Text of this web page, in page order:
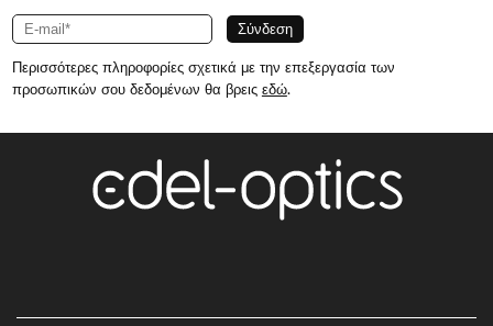
Περισσότερες πληροφορίες σχετικά με την επεξεργασία των
προσωπικών σου δεδομένων θα βρεις εδώ.